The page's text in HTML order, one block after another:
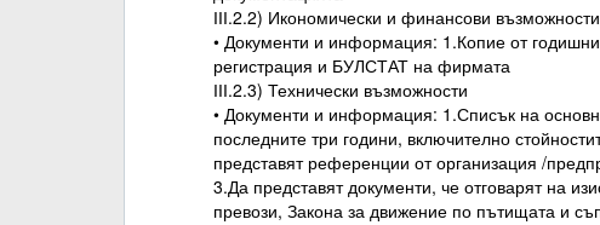
ІІІ.2.2) Икономически и финансови възможности
• Документи и информация: 1.Копие от
регистрация и БУЛСТАТ на фирмата
ІІІ.2.3) Технически възможности
• Документи и информация: 1.Списък на
последните три години, включително
представят референции от организация /
3.Да представят документи, че отговарят на
превози, Закона за движение по пътищата и